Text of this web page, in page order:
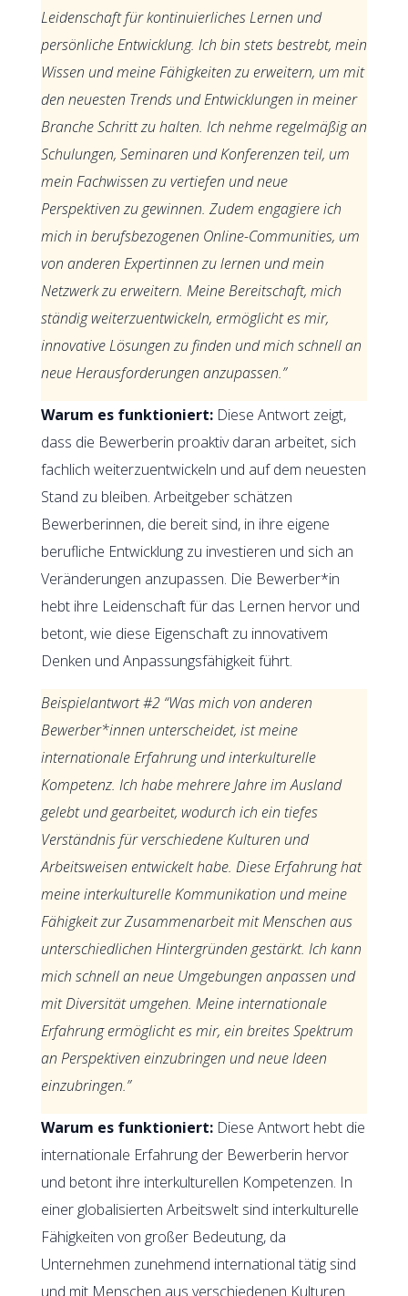
Leidenschaft für kontinuierliches Lernen und
persönliche Entwicklung. Ich bin stets bestrebt, mein
Wissen und meine Fähigkeiten zu erweitern, um mit
den neuesten Trends und Entwicklungen in meiner
Branche Schritt zu halten. Ich nehme regelmäßig an
Schulungen, Seminaren und Konferenzen teil, um
mein Fachwissen zu vertiefen und neue
Perspektiven zu gewinnen. Zudem engagiere ich
mich in berufsbezogenen Online-Communities, um
von anderen Expertinnen zu lernen und mein
Netzwerk zu erweitern. Meine Bereitschaft, mich
ständig weiterzuentwickeln, ermöglicht es mir,
innovative Lösungen zu finden und mich schnell an
neue Herausforderungen anzupassen.”
Warum es funktioniert:Diese Antwort zeigt,
dass die Bewerberin proaktiv daran arbeitet, sich
fachlich weiterzuentwickeln und auf dem neuesten
Stand zu bleiben. Arbeitgeber schätzen
Bewerberinnen, die bereit sind, in ihre eigene
berufliche Entwicklung zu investieren und sich an
Veränderungen anzupassen. Die Bewerber*in
hebt ihre Leidenschaft für das Lernen hervor und
betont, wie diese Eigenschaft zu innovativem
Denken und Anpassungsfähigkeit führt.
Beispielantwort #2 “Was mich von anderen
Bewerber*innen unterscheidet, ist meine
internationale Erfahrung und interkulturelle
Kompetenz. Ich habe mehrere Jahre im Ausland
gelebt und gearbeitet, wodurch ich ein tiefes
Verständnis für verschiedene Kulturen und
Arbeitsweisen entwickelt habe. Diese Erfahrung hat
meine interkulturelle Kommunikation und meine
Fähigkeit zur Zusammenarbeit mit Menschen aus
unterschiedlichen Hintergründen gestärkt. Ich kann
mich schnell an neue Umgebungen anpassen und
mit Diversität umgehen. Meine internationale
Erfahrung ermöglicht es mir, ein breites Spektrum
an Perspektiven einzubringen und neue Ideen
einzubringen.”
Warum es funktioniert:Diese Antwort hebt die
internationale Erfahrung der Bewerberin hervor
und betont ihre interkulturellen Kompetenzen. In
einer globalisierten Arbeitswelt sind interkulturelle
Fähigkeiten von großer Bedeutung, da
Unternehmen zunehmend international tätig sind
und mit Menschen aus verschiedenen Kulturen